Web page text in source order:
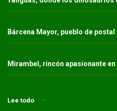
Bárcena Mayor, pueblo de postal
Mirambel, rincón apasionante en
Lee todo